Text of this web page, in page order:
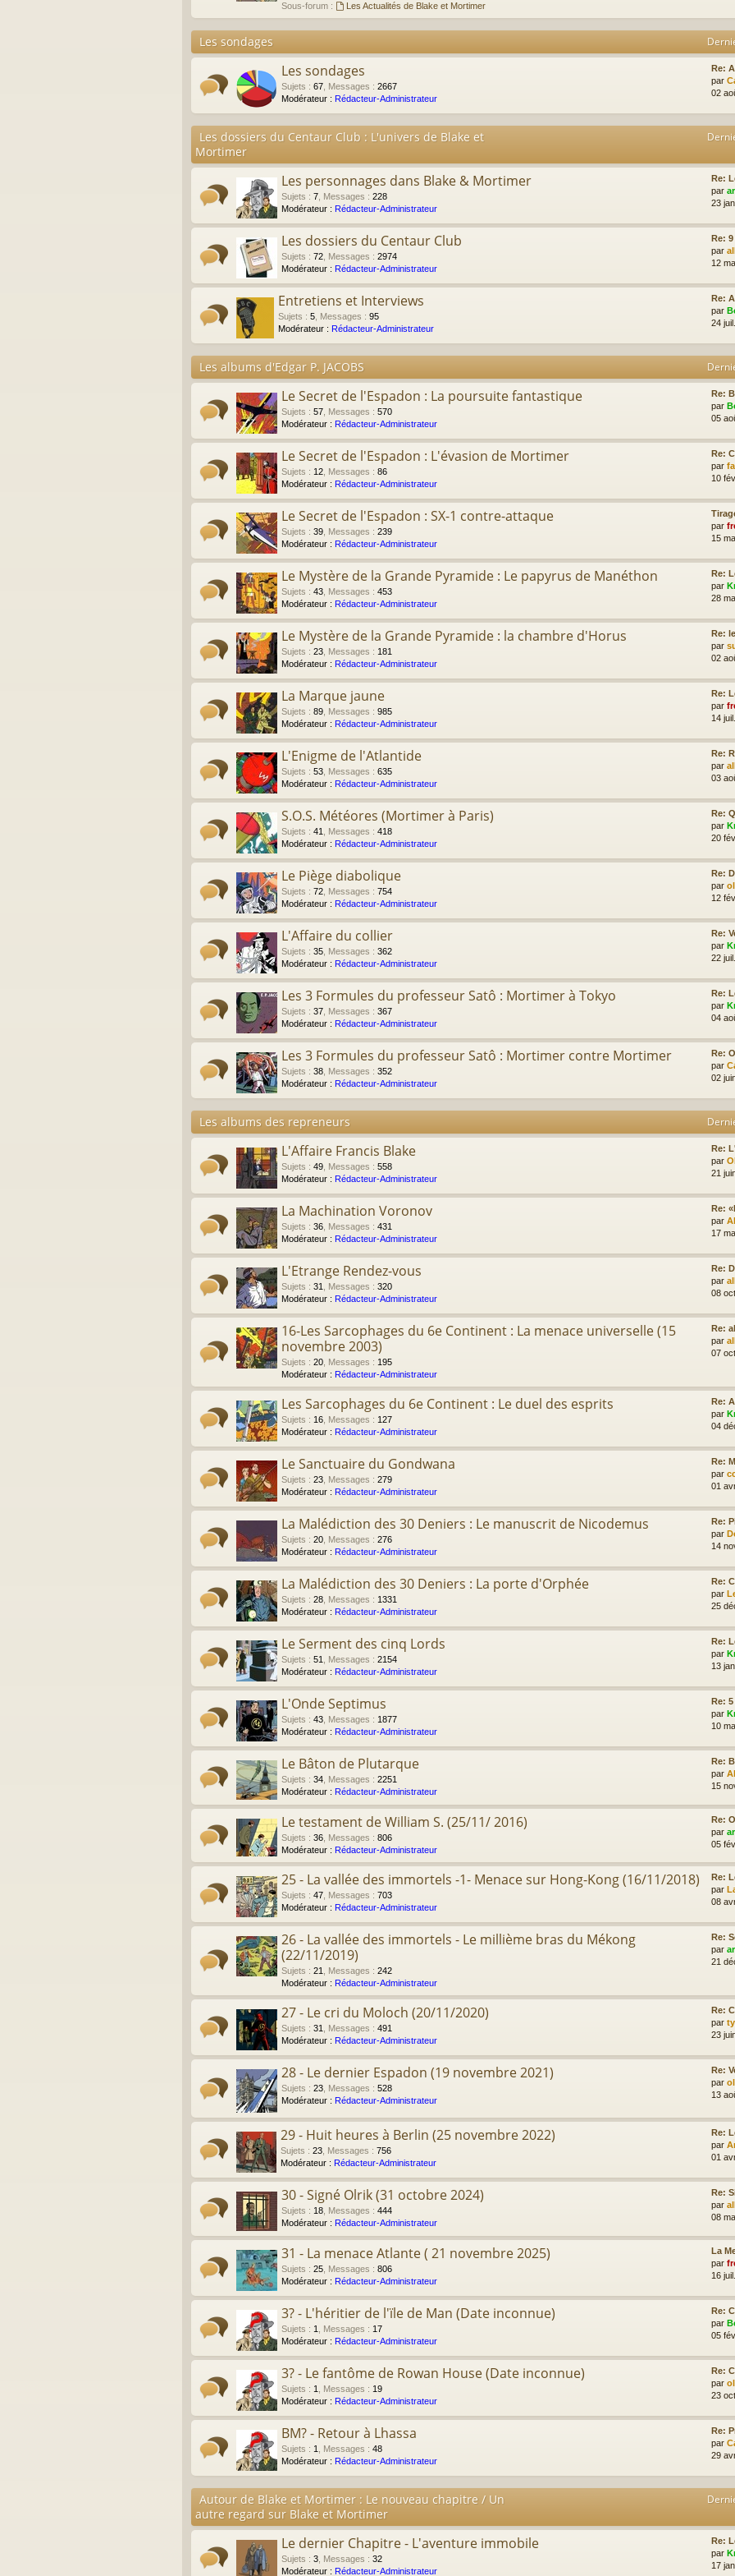
Sous-forum :
Les Actualités de Blake et Mortimer
Les sondages
Les sondages
Sujets : 67 Messages : 2667
Modérateur : Rédacteur-Administrateur
Re:
par
02
Les dossiers du Centaur Club : L'univers de Blake et
Mortimer
Les personnages dans Blake & Mortimer
Sujets : 7 Messages : 228
Modérateur : Rédacteur-Administrateur
Re:
par
23
Les dossiers du Centaur Club
Sujets : 72 Messages : 2974
Modérateur : Rédacteur-Administrateur
Re:
par
12
Entretiens et Interviews
Sujets : 5 Messages : 95
Modérateur : Rédacteur-Administrateur
Re:
par
24
Les albums d'Edgar P. JACOBS
Le Secret de l'Espadon : La poursuite fantastique
Sujets : 57 Messages : 570
Modérateur : Rédacteur-Administrateur
Re:
par
05
Le Secret de l'Espadon : L'évasion de Mortimer
Sujets : 12 Messages : 86
Modérateur : Rédacteur-Administrateur
Re:
par
10
Le Secret de l'Espadon : SX-1 contre-attaque
Sujets : 39 Messages : 239
Modérateur : Rédacteur-Administrateur
par
15
Le Mystère de la Grande Pyramide : Le papyrus de Manéthon
Sujets : 43 Messages : 453
Modérateur : Rédacteur-Administrateur
Re:
par
28
Le Mystère de la Grande Pyramide : la chambre d'Horus
Sujets : 23 Messages : 181
Modérateur : Rédacteur-Administrateur
Re:
par
02
La Marque jaune
Sujets : 89 Messages : 985
Modérateur : Rédacteur-Administrateur
Re:
par
14
L'Enigme de l'Atlantide
Sujets : 53 Messages : 635
Modérateur : Rédacteur-Administrateur
Re:
par
03
S.O.S. Météores (Mortimer à Paris)
Sujets : 41 Messages : 418
Modérateur : Rédacteur-Administrateur
Re:
par
20
Le Piège diabolique
Sujets : 72 Messages : 754
Modérateur : Rédacteur-Administrateur
Re:
par
12
L'Affaire du collier
Sujets : 35 Messages : 362
Modérateur : Rédacteur-Administrateur
Re:
par
22
Les 3 Formules du professeur Satô : Mortimer à Tokyo
Sujets : 37 Messages : 367
Modérateur : Rédacteur-Administrateur
Re:
par
04
Les 3 Formules du professeur Satô : Mortimer contre Mortimer
Sujets : 38 Messages : 352
Modérateur : Rédacteur-Administrateur
Re:
par
02
Les albums des repreneurs
L'Affaire Francis Blake
Sujets : 49 Messages : 558
Modérateur : Rédacteur-Administrateur
Re:
par
21
La Machination Voronov
Sujets : 36 Messages : 431
Modérateur : Rédacteur-Administrateur
Re:
par
17
L'Etrange Rendez-vous
Sujets : 31 Messages : 320
Modérateur : Rédacteur-Administrateur
Re:
par
08
16-Les Sarcophages du 6e Continent : La menace universelle (15
novembre 2003)
Sujets : 20 Messages : 195
Modérateur : Rédacteur-Administrateur
Re:
par
07
Les Sarcophages du 6e Continent : Le duel des esprits
Sujets : 16 Messages : 127
Modérateur : Rédacteur-Administrateur
Re:
par
04
Le Sanctuaire du Gondwana
Sujets : 23 Messages : 279
Modérateur : Rédacteur-Administrateur
Re:
par
01
La Malédiction des 30 Deniers : Le manuscrit de Nicodemus
Sujets : 20 Messages : 276
Modérateur : Rédacteur-Administrateur
Re:
par
14
La Malédiction des 30 Deniers : La porte d'Orphée
Sujets : 28 Messages : 1331
Modérateur : Rédacteur-Administrateur
Re:
par
25
Le Serment des cinq Lords
Sujets : 51 Messages : 2154
Modérateur : Rédacteur-Administrateur
Re:
par
13
L'Onde Septimus
Sujets : 43 Messages : 1877
Modérateur : Rédacteur-Administrateur
Re:
par
10
Le Bâton de Plutarque
Sujets : 34 Messages : 2251
Modérateur : Rédacteur-Administrateur
Re:
par
15
Le testament de William S. (25/11/ 2016)
Sujets : 36 Messages : 806
Modérateur : Rédacteur-Administrateur
Re:
par
05
25 - La vallée des immortels -1- Menace sur Hong-Kong (16/11/2018)
Sujets : 47 Messages : 703
Modérateur : Rédacteur-Administrateur
Re:
par
08
26 - La vallée des immortels - Le millième bras du Mékong
(22/11/2019)
Sujets : 21 Messages : 242
Modérateur : Rédacteur-Administrateur
Re:
par
21
27 - Le cri du Moloch (20/11/2020)
Sujets : 31 Messages : 491
Modérateur : Rédacteur-Administrateur
Re:
par
23
28 - Le dernier Espadon (19 novembre 2021)
Sujets : 23 Messages : 528
Modérateur : Rédacteur-Administrateur
Re:
par
13
29 - Huit heures à Berlin (25 novembre 2022)
Sujets : 23 Messages : 756
Modérateur : Rédacteur-Administrateur
Re:
par
01
30 - Signé Olrik (31 octobre 2024)
Sujets : 18 Messages : 444
Modérateur : Rédacteur-Administrateur
Re:
par
08
31 - La menace Atlante ( 21 novembre 2025)
Sujets : 25 Messages : 806
Modérateur : Rédacteur-Administrateur
La
par
16
3? - L'héritier de l'ïle de Man (Date inconnue)
Sujets : 1 Messages : 17
Modérateur : Rédacteur-Administrateur
Re:
par
05
3? - Le fantôme de Rowan House (Date inconnue)
Sujets : 1 Messages : 19
Modérateur : Rédacteur-Administrateur
Re:
par
23
BM? - Retour à Lhassa
Sujets : 1 Messages : 48
Modérateur : Rédacteur-Administrateur
Re:
par
29
Autour de Blake et Mortimer : Le nouveau chapitre / Un
autre regard sur Blake et Mortimer
Le dernier Chapitre - L'aventure immobile
Sujets : 3 Messages : 32
Modérateur : Rédacteur-Administrateur
Re:
par
17